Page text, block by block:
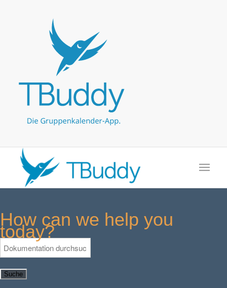
How can we help you
today?
Suche